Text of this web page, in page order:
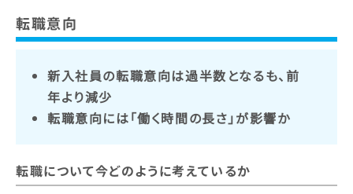
転職意向
新入社員の転職意向は過半数となるも、前
年より減少
転職意向には「働く時間の長さ」が影響か
転職について今どのように考えているか